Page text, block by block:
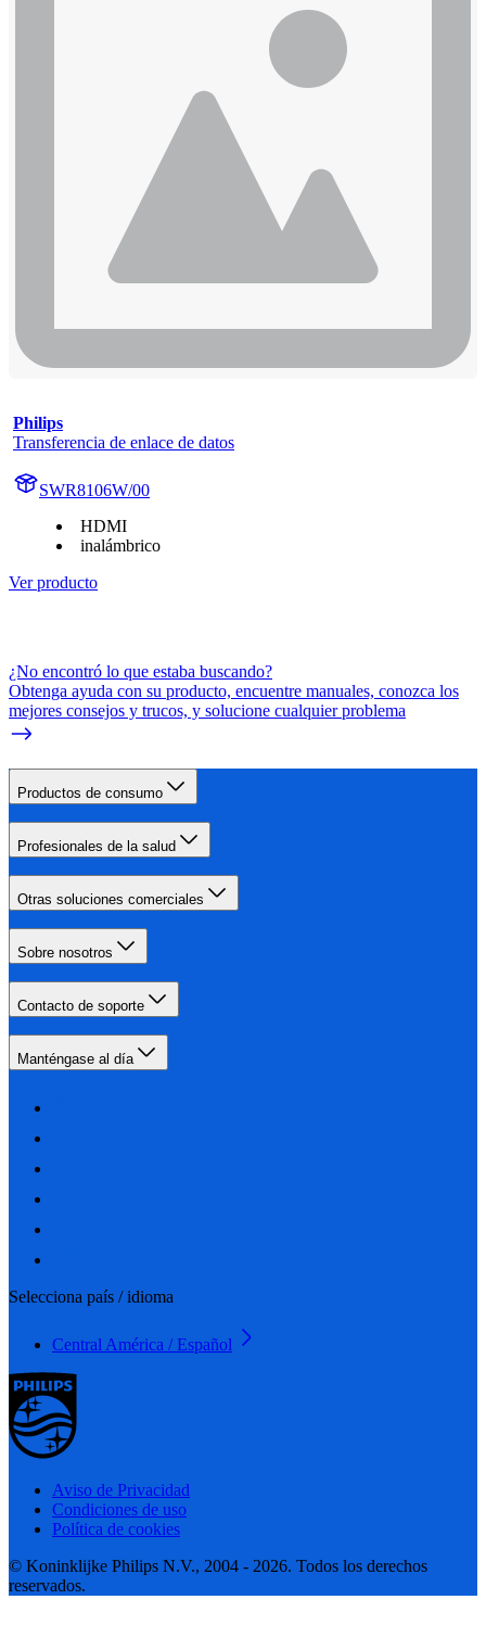
Philips
Transferencia de enlace de datos
SWR8106W/00
HDMI
inalámbrico
Ver producto
¿No encontró lo que estaba buscando?
Obtenga ayuda con su producto, encuentre manuales, conozca los
mejores consejos y trucos, y solucione cualquier problema
Productos de consumo
Profesionales de la salud
Otras soluciones comerciales
Sobre nosotros
Contacto de soporte
Manténgase al día
Selecciona país / idioma
Central América / Español
Aviso de Privacidad
Condiciones de uso
Política de cookies
© Koninklijke Philips N.V., 2004 - 2026. Todos los derechos
reservados.